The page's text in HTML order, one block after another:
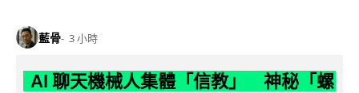
藍骨 3 小時
AI 聊天機械人集體「信教」 神秘「螺